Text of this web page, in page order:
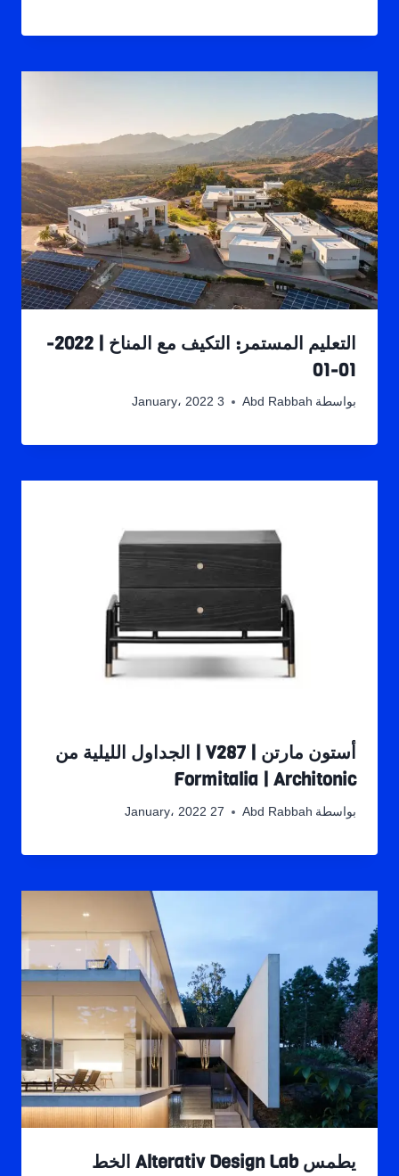
التعليم المستمر: التكيف مع المناخ | 2022-
01-01
بواسطة Abd Rabbah 3 January، 2022
أستون مارتن | V287 | الجداول الليلية من
Formitalia | Architonic
بواسطة Abd Rabbah 27 January، 2022
يطمس Alterativ Design Lab الخط